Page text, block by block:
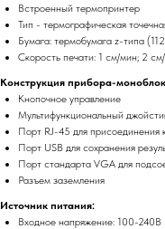
Встроенный термопринтер
Тип - термографическая
Бумага: термобумага z-типа
Скорость печати: 1 см/мин; 2
Конструкция прибора-
Кнопочное управление
Мультифункциональный
Порт RJ-45 для присоединения
Порт USB для сохранения
Порт стандарта VGA для
Разъем заземления
Источник питания:
Входное напряжение: 100-240В